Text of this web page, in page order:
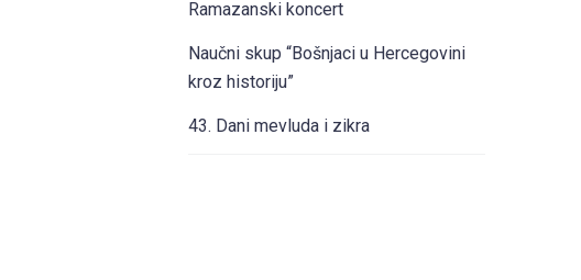
Ramazanski koncert
Naučni skup “Bošnjaci u Hercegovini
kroz historiju”
43. Dani mevluda i zikra